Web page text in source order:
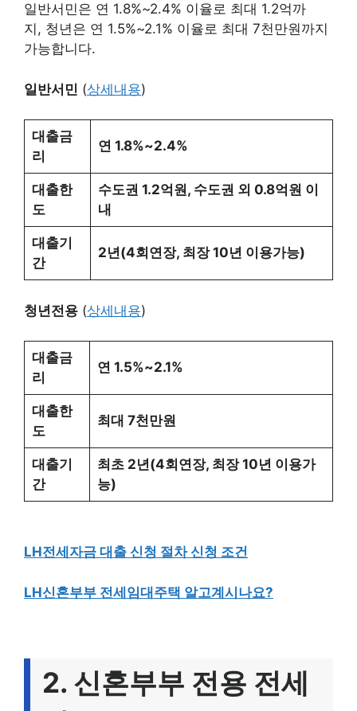
일반서민은 연 1.8%~2.4% 이율로 최대 1.2억까
지, 청년은 연 1.5%~2.1% 이율로 최대 7천만원까지
가능합니다.
일반서민 (상세내용)
대출금
리
연 1.8%~2.4%
대출한
도
수도권 1.2억원, 수도권 외 0.8억원 이
내
대출기
간
2년(4회연장, 최장 10년 이용가능)
청년전용 (상세내용)
대출금
리
연 1.5%~2.1%
대출한
도
최대 7천만원
대출기
간
최초 2년(4회연장, 최장 10년 이용가
능)
LH전세자금 대출 신청 절차 신청 조건
LH신혼부부 전세임대주택 알고계시나요?
2. 신혼부부 전용 전세